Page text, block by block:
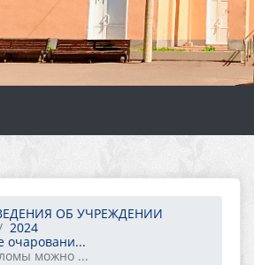
ОБ УЧРЕЖДЕНИИ
2024
очаровани...
можно ...